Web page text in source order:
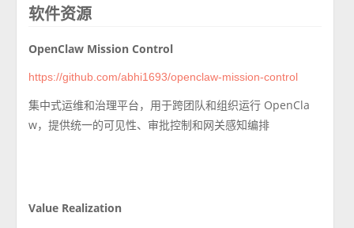
软件资源
OpenClaw Mission Control
https://github.com/abhi1693/openclaw-mission-control
集中式运维和治理平台，用于跨团队和组织运行 OpenCla
w，提供统一的可见性、审批控制和网关感知编排
Value Realization